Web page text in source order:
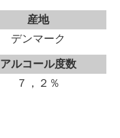
産地
デンマーク
アルコール度数
７，２％